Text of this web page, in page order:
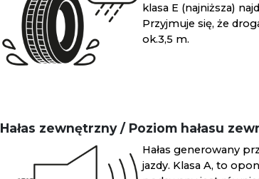
klasa E (najniższa)
Przyjmuje się, że
ok.3,5 m.
Hałas zewnętrzny / Poziom hałasu
Hałas generowany
jazdy. Klasa A, to